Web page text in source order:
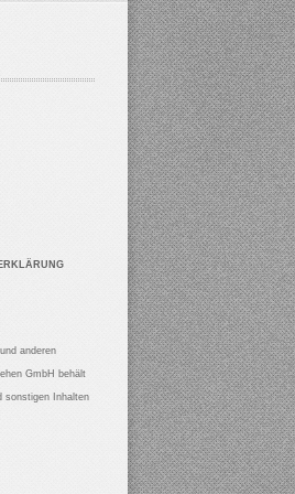
anderen
GmbH behält
sonstigen Inhalten